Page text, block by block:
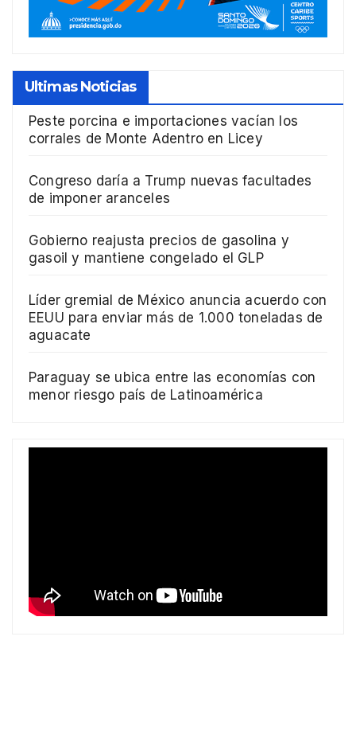
Ultimas Noticias
Peste porcina e importaciones vacían los
corrales de Monte Adentro en Licey
Congreso daría a Trump nuevas facultades
de imponer aranceles
Gobierno reajusta precios de gasolina y
gasoil y mantiene congelado el GLP
Líder gremial de México anuncia acuerdo con
EEUU para enviar más de 1.000 toneladas de
aguacate
Paraguay se ubica entre las economías con
menor riesgo país de Latinoamérica